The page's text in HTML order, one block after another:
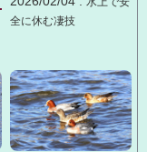
全に休む凄技